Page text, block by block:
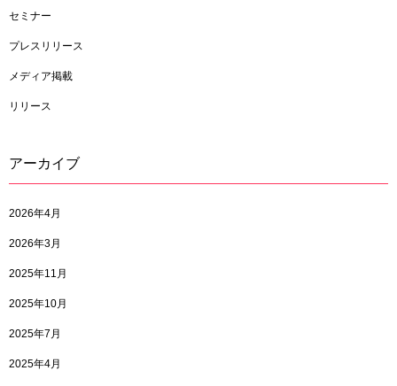
セミナー
プレスリリース
メディア掲載
リリース
アーカイブ
2026年4月
2026年3月
2025年11月
2025年10月
2025年7月
2025年4月